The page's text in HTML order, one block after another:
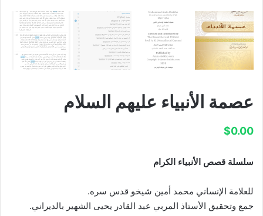
عصمة الأنبياء عليهم السلام
$0.00
سلسلة قصص الأنبياء الكرام
للعلامة الإنساني محمد أمين شيخو قدس سره.
جمع وتحقيق الأستاذ المربي عبد القادر يحيى الشهير بالديراني.